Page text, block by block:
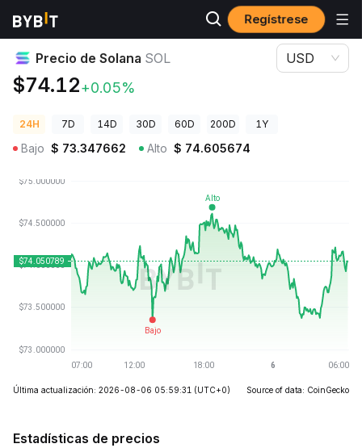
Regístrese
Precios de Criptomonedas Precio de Solana SOL
Precio de Solana SOL
$74.12+0.05%
USD
24H 7D 14D 30D 60D 200D 1Y
Bajo $ 73.347662 Alto $ 74.605674
Última actualización: 2026-08-06 05:59:31 (UTC+0) Source of data: CoinGecko
Estadísticas de precios